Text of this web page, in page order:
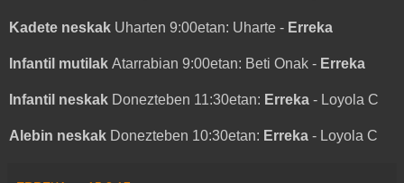
Kadete neskak Uharten 9:00etan: Uharte - Erreka
Infantil mutilak Atarrabian 9:00etan: Beti Onak - Erreka
Infantil neskak Donezteben 11:30etan: Erreka - Loyola C
Alebin neskak Donezteben 10:30etan: Erreka - Loyola C